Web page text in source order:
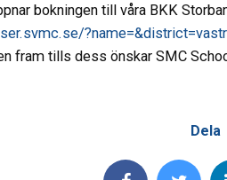
bokningen till våra BKK
fram tills dess önskar SMC
Dela